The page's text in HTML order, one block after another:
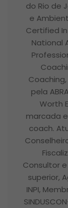
do Rio de
e
Certified
National
pela
Worth
marcada
coach.
Consultor
superior,
INPI,